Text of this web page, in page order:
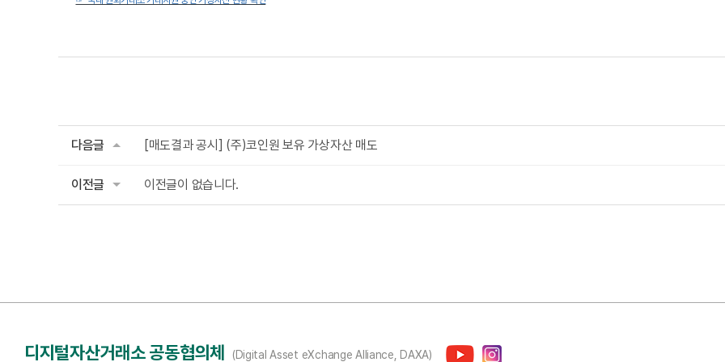
다음글 [매도결과 공시] (주)코인원 보유 가상자산 매도
이전글 이전글이 없습니다.
디지털자산거래소 공동협의체 (Digital Asset eXchange Alliance, DAXA)